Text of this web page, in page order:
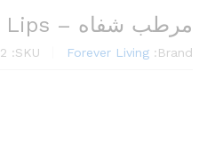
مرطب شفاه – Aloe Lips
Brand:
Forever Living
SKU: